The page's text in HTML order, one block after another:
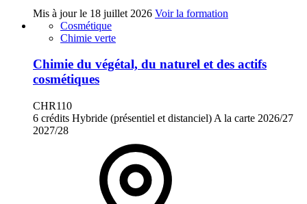
Mis à jour le 18 juillet 2026 Voir la formation
Cosmétique
Chimie verte
Chimie du végétal, du naturel et des actifs
cosmétiques
CHR110
6 crédits Hybride (présentiel et distanciel) A la carte 2026/27
2027/28